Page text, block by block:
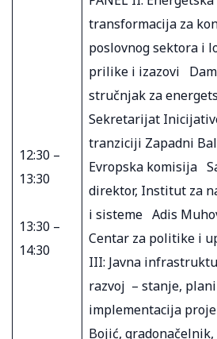
12:30 –
13:30
13:30 –
14:30
transformacija za
poslovnog sektora i
prilike i izazovi
stručnjak za
Sekretarijat
tranziciji Zapadni
Evropska komisija
direktor, Institut za
i sisteme Adis
Centar za politike i
III: Javna
razvoj – stanje,
implementacija
Bojić,